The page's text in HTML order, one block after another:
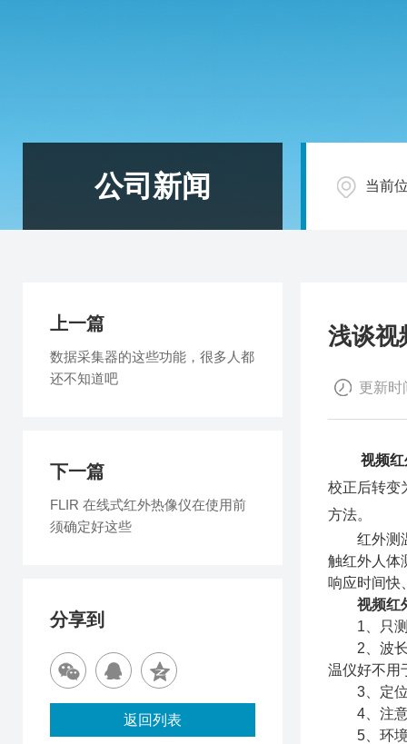
公司新闻 当前
浅谈视
更新时
视频
校正后转变
方法。
红外测温
触红外人体
响应时间快
视频红
1、只测
2、波长
温仪好不用
3、定位
4、注意
5、环境
上一篇
数据采集器的这些功能，很多人都
还不知道吧
下一篇
FLIR 在线式红外热像仪在使用前
须确定好这些
分享到
返回列表